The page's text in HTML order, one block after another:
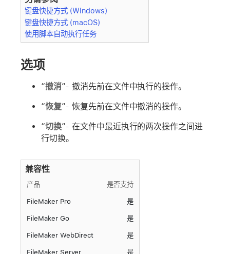
键盘快捷方式 (Windows)
键盘快捷方式 (macOS)
使用脚本自动执行任务
选项
“撤消”- 撤消先前在文件中执行的操作。
“恢复”- 恢复先前在文件中撤消的操作。
“切换”- 在文件中最近执行的两次操作之间进
行切换。
兼容性
产品 是否支持
FileMaker Pro 是
FileMaker Go 是
FileMaker WebDirect 是
FileMaker Server 是